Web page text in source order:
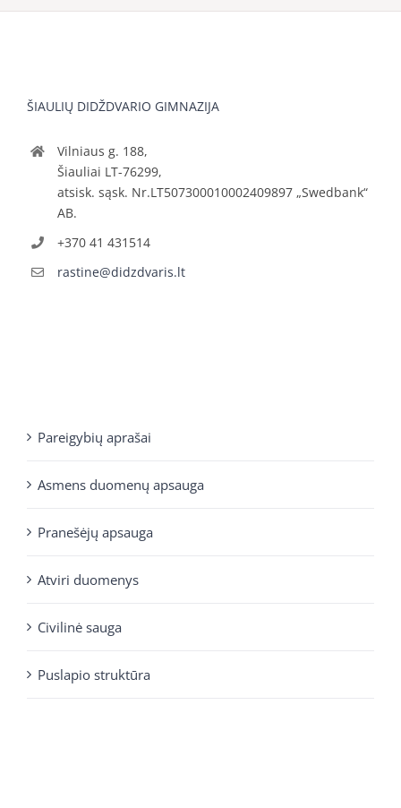
ŠIAULIŲ DIDŽDVARIO GIMNAZIJA
Vilniaus g. 188,
Šiauliai LT-76299,
atsisk. sąsk. Nr.LT507300010002409897 „Swedbank“
AB.
+370 41 431514
rastine@didzdvaris.lt
Pareigybių aprašai
Asmens duomenų apsauga
Pranešėjų apsauga
Atviri duomenys
Civilinė sauga
Puslapio struktūra